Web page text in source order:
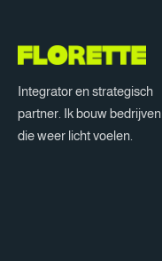
Integrator en strategisch
partner. Ik bouw bedrijven
die weer licht voelen.